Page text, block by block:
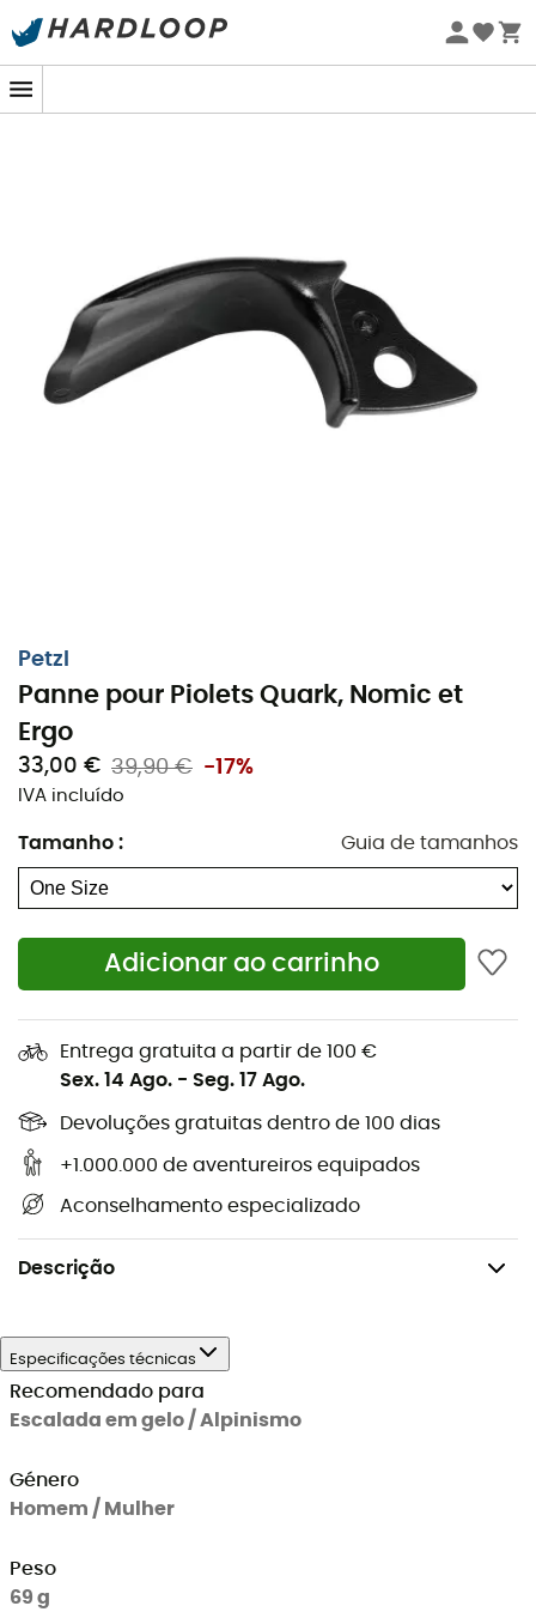
Promoções de verão 🔥 -5% EXTRA a partir de 2 produtos*
Petzl
Panne pour Piolets Quark, Nomic et
Ergo
33,00 € 39,90 € -17%
IVA incluído
Tamanho : Guia de tamanhos
Adicionar ao carrinho
Entrega gratuita a partir de 100 €
Sex. 14 Ago. - Seg. 17 Ago.
Devoluções gratuitas dentro de 100 dias
+1.000.000 de aventureiros equipados
Aconselhamento especializado
Descrição
uma plataforma de segurança com facilidade com a
lâmina para piolet da Petzl.
Nomic e Ergo da marca francesa.
A aventura chama por você!
Material: aço,
Peso: 69 g.
Especificações técnicas
Recomendado para
Escalada em gelo / Alpinismo
Género
Homem / Mulher
Peso
69 g